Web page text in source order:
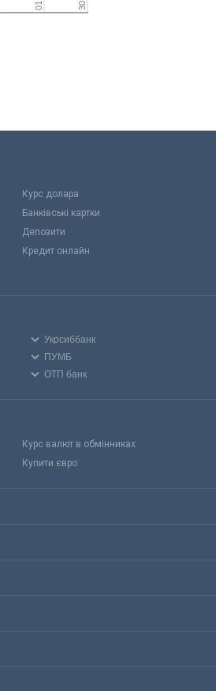
Курс долара
Банківські картки
Депозити
Кредит онлайн
Укрсиббанк
ПУМБ
ОТП банк
Курс валют в обмінниках
Купити євро